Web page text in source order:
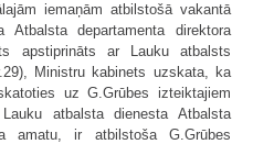
iemaņām atbilstošā vakantā
departamenta direktora
apstiprināts ar Lauku atbalsts
Ministru kabinets uzskata, ka
uz G.Grūbes izteiktajiem
atbalsta dienesta Atbalsta
amatu, ir atbilstoša G.Grūbes